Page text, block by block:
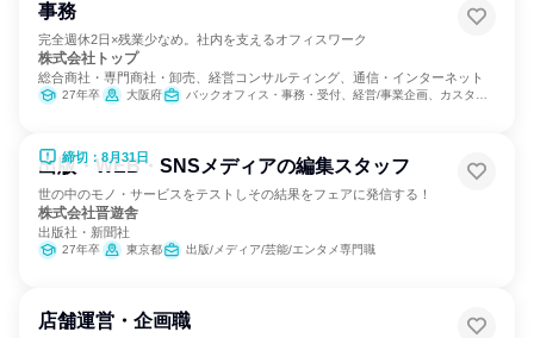
事務
完全週休2日×残業少なめ。社内を支えるオフィスワーク
株式会社トップ
総合商社・専門商社・卸売、経営コンサルティング、通信・インターネット
27年卒 大阪府 バックオフィス・事務・受付、経営/事業企画、カスタマーサポート/コールセンター
締切：8月31日
出版・WEB・SNSメディアの編集スタッフ
世の中のモノ・サービスをテストしその結果をフェアに発信する！
株式会社晋遊舎
出版社・新聞社
27年卒 東京都 出版/メディア/芸能/エンタメ専門職
店舗運営・企画職